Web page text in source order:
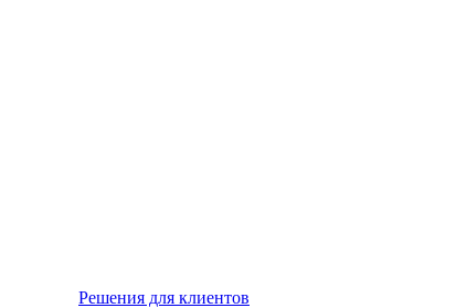
Решения для клиентов